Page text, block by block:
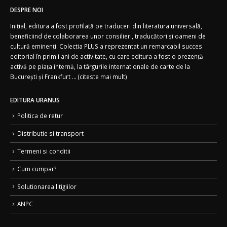
DESPRE NOI
Inițial, editura a fost profilată pe traduceri din literatura universală,
beneficiind de colaborarea unor consilieri, traducători și oameni de
cultură eminenți. Colectia PLUS a reprezentat un remarcabil succes
editorial în primii ani de activitate, cu care editura a fost o prezență
activă pe piața internă, la târgurile internationale de carte de la
București și Frankfurt ... (citeste mai mult)
EDITURA URANUS
Politica de retur
Distributie si transport
Termeni si conditii
Cum cumpar?
Solutionarea litigiilor
ANPC